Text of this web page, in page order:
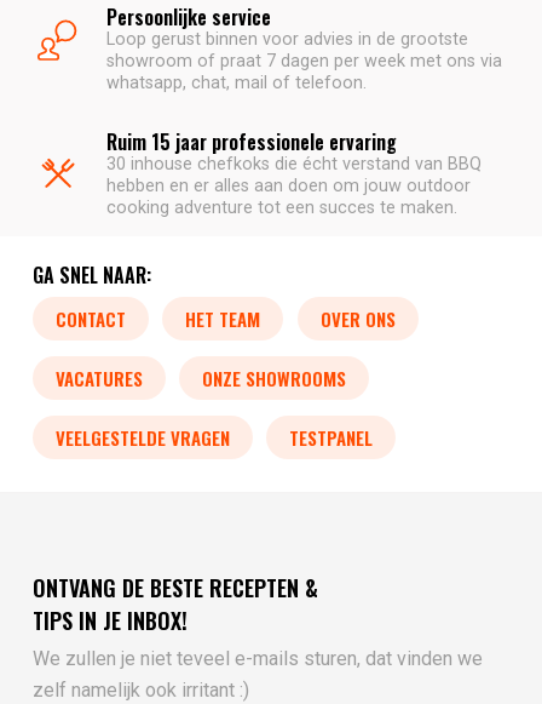
Persoonlijke service
Loop gerust binnen voor advies in de grootste
showroom of praat 7 dagen per week met ons via
whatsapp, chat, mail of telefoon.
Ruim 15 jaar professionele ervaring
30 inhouse chefkoks die écht verstand van BBQ
hebben en er alles aan doen om jouw outdoor
cooking adventure tot een succes te maken.
GA SNEL NAAR:
CONTACT HET TEAM OVER ONS
VACATURES ONZE SHOWROOMS
VEELGESTELDE VRAGEN TESTPANEL
ONTVANG DE BESTE RECEPTEN &
TIPS IN JE INBOX!
We zullen je niet teveel e-mails sturen, dat vinden we
zelf namelijk ook irritant :)